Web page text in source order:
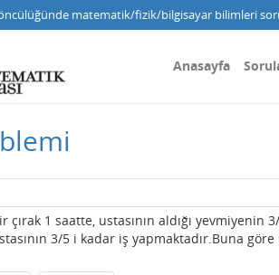
matematik/fizik/bilgisayar bilimleri
Anasayfa
çırak 1 saatte, ustasının aldığı
3/5 i kadar iş yapmaktadır.Buna